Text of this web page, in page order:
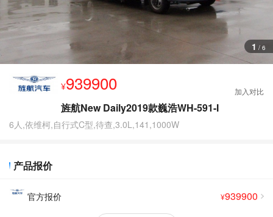
1 / 6
¥939900
旌航New Daily2019款巍浩WH-591-I
6人,依维柯,自行式C型,待查,3.0L,141,1000W
产品报价
¥939900
官方报价